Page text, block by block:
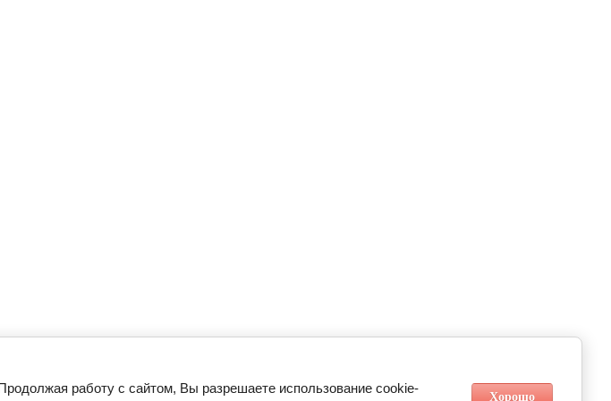
работу с сайтом, Вы разрешаете использование cookie-
Хорошо